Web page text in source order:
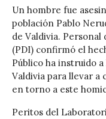
Un hombre fue
población Pablo
de Valdivia.
(PDI) confirmó el
Público ha instruido
Valdivia para llevar a
en torno a este
Peritos del